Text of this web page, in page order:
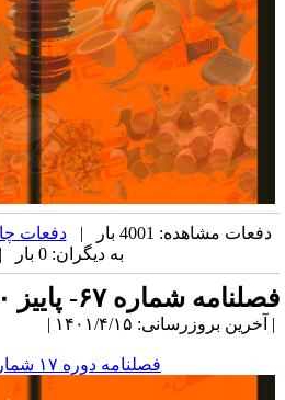
دفعات مشاهده: 4001 بار | دفعات چاپ:
به دیگران: 0 بار |
شماره ۶۷- پاییز ۱۴۰۰
بروزرسانی: ۱۴۰۱/۴/۱۵ |
فصلنامه دوره ۱۷ شماره ۳-پاییز